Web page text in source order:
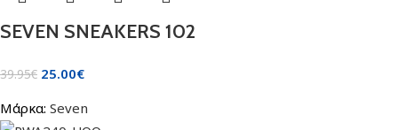
SEVEN SNEAKERS 102
39.95€ 25.00€
Μάρκα: Seven